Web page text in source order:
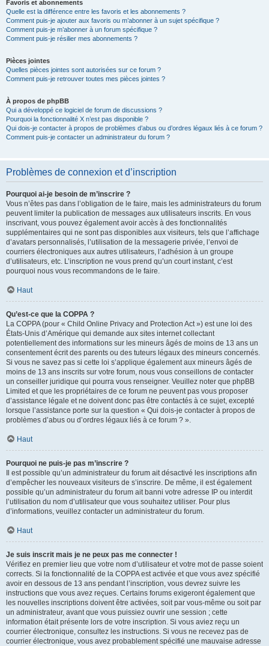
Favoris et abonnements
Quelle est la différence entre les favoris et les abonnements ?
Comment puis-je ajouter aux favoris ou m’abonner à un sujet spécifique ?
Comment puis-je m’abonner à un forum spécifique ?
Comment puis-je résilier mes abonnements ?
Pièces jointes
Quelles pièces jointes sont autorisées sur ce forum ?
Comment puis-je retrouver toutes mes pièces jointes ?
À propos de phpBB
Qui a développé ce logiciel de forum de discussions ?
Pourquoi la fonctionnalité X n’est pas disponible ?
Qui dois-je contacter à propos de problèmes d’abus ou d’ordres légaux liés à ce forum ?
Comment puis-je contacter un administrateur du forum ?
Problèmes de connexion et d’inscription
Pourquoi ai-je besoin de m’inscrire ?
Vous n’êtes pas dans l’obligation de le faire, mais les administrateurs du forum
peuvent limiter la publication de messages aux utilisateurs inscrits. En vous
inscrivant, vous pouvez également avoir accès à des fonctionnalités
supplémentaires qui ne sont pas disponibles aux visiteurs, tels que l’affichage
d’avatars personnalisés, l’utilisation de la messagerie privée, l’envoi de
courriers électroniques aux autres utilisateurs, l’adhésion à un groupe
d’utilisateurs, etc. L’inscription ne vous prend qu’un court instant, c’est
pourquoi nous vous recommandons de le faire.
Haut
Qu’est-ce que la COPPA ?
La COPPA (pour « Child Online Privacy and Protection Act ») est une loi des
États-Unis d’Amérique qui demande aux sites internet collectant
potentiellement des informations sur les mineurs âgés de moins de 13 ans un
consentement écrit des parents ou des tuteurs légaux des mineurs concernés.
Si vous ne savez pas si cette loi s’applique également aux mineurs âgés de
moins de 13 ans inscrits sur votre forum, nous vous conseillons de contacter
un conseiller juridique qui pourra vous renseigner. Veuillez noter que phpBB
Limited et que les propriétaires de ce forum ne peuvent pas vous proposer
d’assistance légale et ne doivent donc pas être contactés à ce sujet, excepté
lorsque l’assistance porte sur la question « Qui dois-je contacter à propos de
problèmes d’abus ou d’ordres légaux liés à ce forum ? ».
Haut
Pourquoi ne puis-je pas m’inscrire ?
Il est possible qu’un administrateur du forum ait désactivé les inscriptions afin
d’empêcher les nouveaux visiteurs de s’inscrire. De même, il est également
possible qu’un administrateur du forum ait banni votre adresse IP ou interdit
l’utilisation du nom d’utilisateur que vous souhaitez utiliser. Pour plus
d’informations, veuillez contacter un administrateur du forum.
Haut
Je suis inscrit mais je ne peux pas me connecter !
Vérifiez en premier lieu que votre nom d’utilisateur et votre mot de passe soient
corrects. Si la fonctionnalité de la COPPA est activée et que vous avez spécifié
avoir en dessous de 13 ans pendant l’inscription, vous devrez suivre les
instructions que vous avez reçues. Certains forums exigeront également que
les nouvelles inscriptions doivent être activées, soit par vous-même ou soit par
un administrateur, avant que vous puissiez ouvrir une session ; cette
information était présente lors de votre inscription. Si vous aviez reçu un
courrier électronique, consultez les instructions. Si vous ne recevez pas de
courrier électronique, vous avez probablement spécifié une mauvaise adresse